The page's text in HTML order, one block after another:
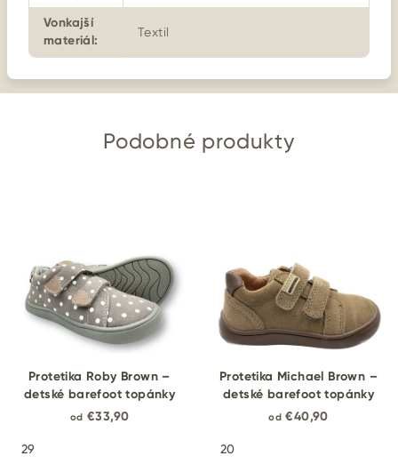
Vonkajší
materiál:
Textil
Podobné produkty
Protetika Roby Brown –
detské barefoot topánky
od €33,90
29
Protetika Michael Brown –
detské barefoot topánky
od €40,90
20